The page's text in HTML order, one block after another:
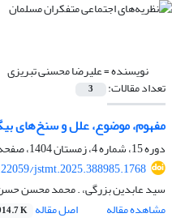
نویسنده =علیرضا محسنی تبریزی
تعداد مقالات: 3
مفهوم، موضوع، علل و سنخ‌های
دوره 15، شماره 4، زمستان 1404، صفحه
jstmt.2025.388985.1768
سید عابدین بزرگی، . محمد محسن
مشاهده مقاله
اصل مقاله K